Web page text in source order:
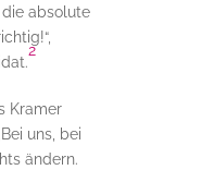
die absolute
2
Kramer
uns, bei
ändern.